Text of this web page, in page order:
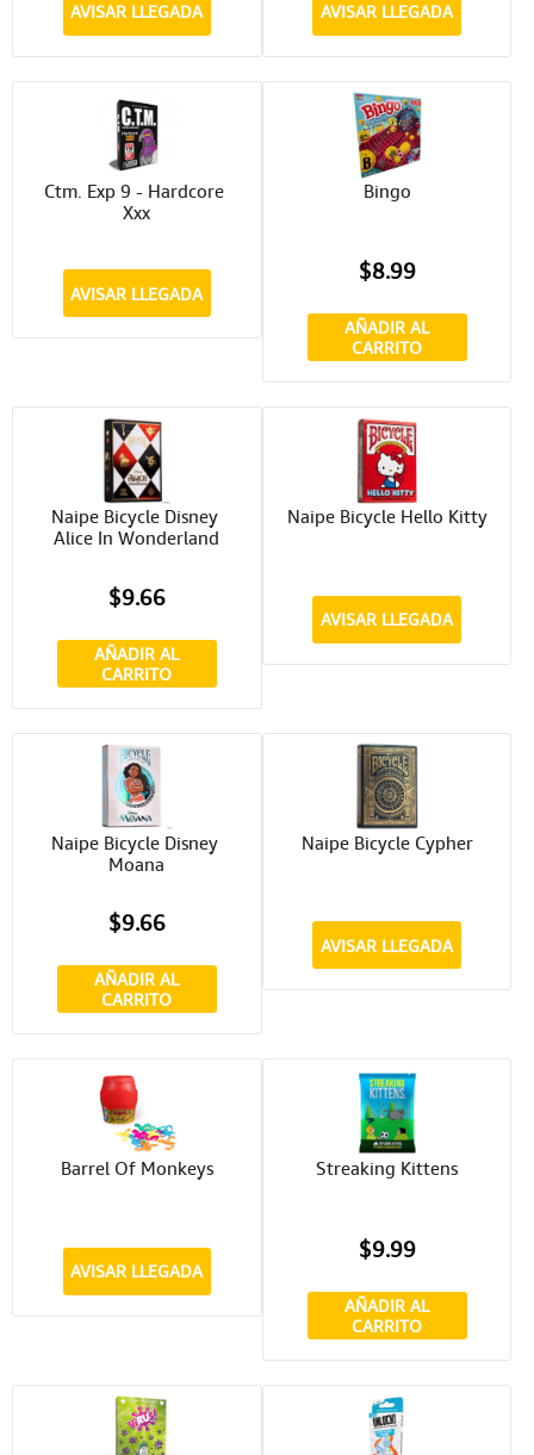
AVISAR LLEGADA AVISAR LLEGADA
Ctm. Exp 9 - Hardcore
Xxx
AVISAR LLEGADA
Bingo
$8.99
AÑADIR AL
CARRITO
Naipe Bicycle Disney
Alice In Wonderland
$9.66
AÑADIR AL
CARRITO
Naipe Bicycle Hello Kitty
AVISAR LLEGADA
Naipe Bicycle Disney
Moana
$9.66
AÑADIR AL
CARRITO
Naipe Bicycle Cypher
AVISAR LLEGADA
Barrel Of Monkeys
AVISAR LLEGADA
Streaking Kittens
$9.99
AÑADIR AL
CARRITO